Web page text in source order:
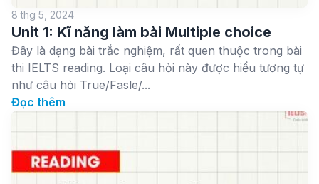
8 thg 5, 2024
Unit 1: Kĩ năng làm bài Multiple choice
Đây là dạng bài trắc nghiệm, rất quen thuộc trong bài
thi IELTS reading. Loại câu hỏi này được hiểu tương tự
như câu hỏi True/Fasle/...
Đọc thêm